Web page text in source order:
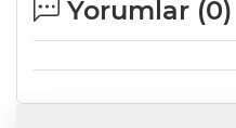
Yorumlar (0)